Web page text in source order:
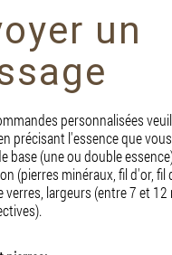
un
personnalisées
précisant l'essence que
base (une ou double
(pierres minéraux, fil d'or, fil
verres, largeurs (entre 7 et